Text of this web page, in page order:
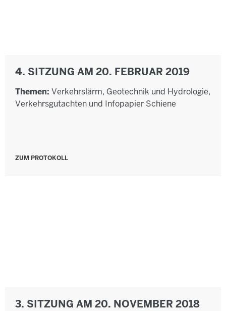
4. SITZUNG AM 20. FEBRUAR 2019
Themen: Verkehrslärm, Geotechnik und Hydrologie,
Verkehrsgutachten und Infopapier Schiene
ZUM PROTOKOLL
3. SITZUNG AM 20. NOVEMBER 2018